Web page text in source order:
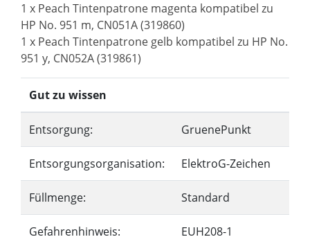
1 x Peach Tintenpatrone magenta kompatibel zu
HP No. 951 m, CN051A (319860)
1 x Peach Tintenpatrone gelb kompatibel zu HP No.
951 y, CN052A (319861)
Gut zu wissen
Entsorgung: GruenePunkt
Entsorgungsorganisation: ElektroG-Zeichen
Füllmenge: Standard
Gefahrenhinweis: EUH208-1